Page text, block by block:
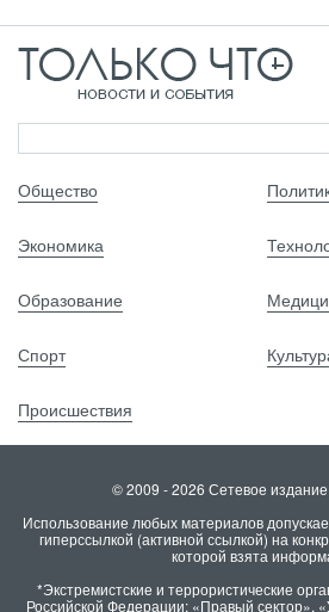
Общество
Экономика
Образование
Спорт
Происшествия
© 2009 - 2026 Сетевое издание
Использование любых материалов
гиперссылкой (активной ссылкой) на
которой взята
*Экстремистские и террористические
Российской Федерации: «Правый сектор»,